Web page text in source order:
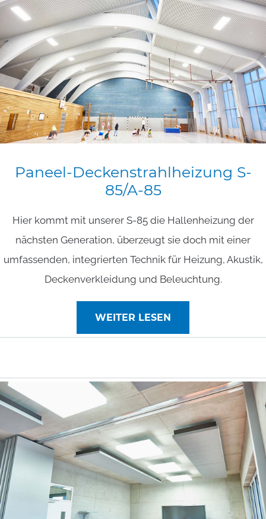
Paneel-Deckenstrahlheizung S-
85/A-85
Hier kommt mit unserer S-85 die Hallenheizung der
nächsten Generation, überzeugt sie doch mit einer
umfassenden, integrierten Technik für Heizung, Akustik,
Deckenverkleidung und Beleuchtung.
WEITER LESEN